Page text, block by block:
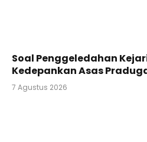
Soal Penggeledahan
Kedepankan Asas
7 Agustus 2026